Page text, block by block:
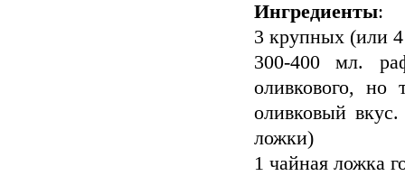
Ингредиенты:
3 крупных (или
300-400 мл.
оливкового, но
оливковый
ложки)
1 чайная ложка